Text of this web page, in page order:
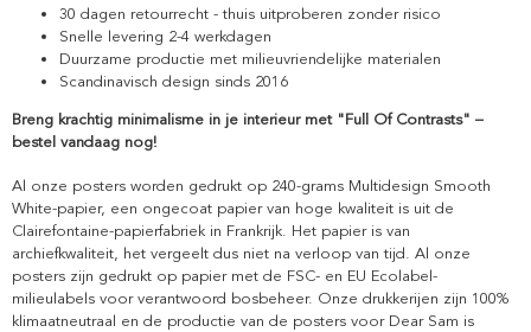
30 dagen retourrecht - thuis uitproberen zonder risico
Snelle levering 2-4 werkdagen
Duurzame productie met milieuvriendelijke materialen
Scandinavisch design sinds 2016
Breng krachtig minimalisme in je interieur met "Full Of Contrasts" –
bestel vandaag nog!
Al onze posters worden gedrukt op 240-grams Multidesign Smooth
White-papier, een ongecoat papier van hoge kwaliteit is uit de
Clairefontaine-papierfabriek in Frankrijk. Het papier is van
archiefkwaliteit, het vergeelt dus niet na verloop van tijd. Al onze
posters zijn gedrukt op papier met de FSC- en EU Ecolabel-
milieulabels voor verantwoord bosbeheer. Onze drukkerijen zijn 100%
klimaatneutraal en de productie van de posters voor Dear Sam is